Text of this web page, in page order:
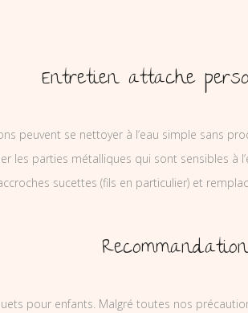
Entretien attache
peuvent se nettoyer à l’eau simple sans
les parties métalliques qui sont sensibles à
sucettes (fils en particulier) et
pour enfants. Malgré toutes nos